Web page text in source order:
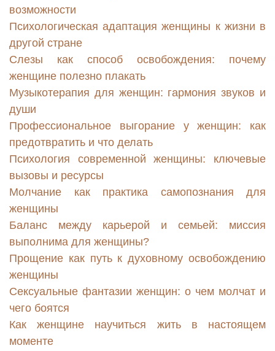
возможности
Психологическая адаптация женщины к жизни в
другой стране
Слезы как способ освобождения: почему
женщине полезно плакать
Музыкотерапия для женщин: гармония звуков и
души
Профессиональное выгорание у женщин: как
предотвратить и что делать
Психология современной женщины: ключевые
вызовы и ресурсы
Молчание как практика самопознания для
женщины
Баланс между карьерой и семьей: миссия
выполнима для женщины?
Прощение как путь к духовному освобождению
женщины
Сексуальные фантазии женщин: о чем молчат и
чего боятся
Как женщине научиться жить в настоящем
моменте